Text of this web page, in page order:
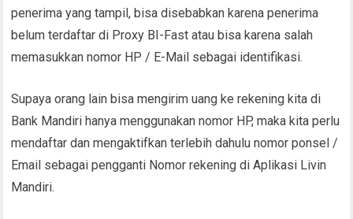
penerima yang tampil, bisa disebabkan karena penerima
belum terdaftar di Proxy BI-Fast atau bisa karena salah
memasukkan nomor HP / E-Mail sebagai identifikasi.
Supaya orang lain bisa mengirim uang ke rekening kita di
Bank Mandiri hanya menggunakan nomor HP, maka kita perlu
mendaftar dan mengaktifkan terlebih dahulu nomor ponsel /
Email sebagai pengganti Nomor rekening di Aplikasi Livin
Mandiri.